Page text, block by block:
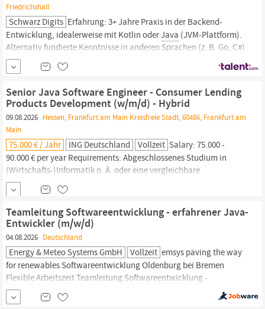
Friedrichshall
Schwarz Digits Erfahrung: 3+ Jahre Praxis in der Backend-
Entwicklung, idealerweise mit Kotlin oderJava (JVM-Plattform).
Alternativ fundierte Kenntnisse in anderen Sprachen (z. B. Go, C#)
– mit der Bereitschaft, dich in Kotlin einzuarbeiten. Tech Stack:
Kotlin & JVM: Asynchrone Programmierung (Coroutines, Flow /
Senior Java Software Engineer - Consumer Lending
Products Development (w/m/d) - Hybrid
09.08.2026 Hessen, Frankfurt am Main Kreisfreie Stadt, 60486, Frankfurt am
Main
75.000 € / Jahr ING Deutschland Vollzeit Salary: 75.000 -
90.000 € per year Requirements: Abgeschlossenes Studium in
(Wirtschafts-)Informatik o. Ä. oder eine vergleichbare
Qualifikation Langjährige Berufserfahrung in der
Softwareentwicklung, idealerweise 10 Jahre oder mehr Sehr gute
Kenntnisse in
Java , Spring Boot, REST APIs, Microservices und
Softwarearchitektur Praxis...
Teamleitung Softwareentwicklung - erfahrener Java-
Entwickler (m/w/d)
04.08.2026 Deutschland
Energy & Meteo Systems GmbH Vollzeit emsys paving the way
for renewables Softwareentwicklung Oldenburg bei Bremen
Flexible Arbeitszeit Teamleitung Softwareentwicklung -
erfahrener
Java -Entwickler (m/w/d) Gestalte mit uns die
Energiewende! Wir von energy & meteo systems geben